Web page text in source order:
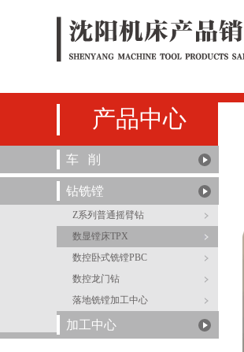
产品中心
车 削
钻铣镗
Z系列普通摇臂钻
数显镗床TPX
数控卧式铣镗PBC
数控龙门钻
落地铣镗加工中心
加工中心